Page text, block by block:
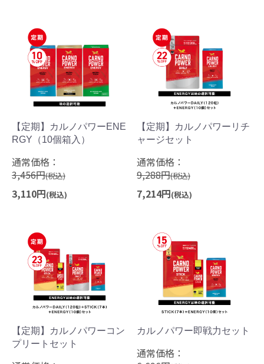
【定期】カルノパワーENE
RGY（10個箱入）
通常価格：
3,456円(税込)
3,110円(税込)
【定期】カルノパワーリチ
ャージセット
通常価格：
9,288円(税込)
7,214円(税込)
【定期】カルノパワーコン
プリートセット
カルノパワー即戦力セット
通常価格：